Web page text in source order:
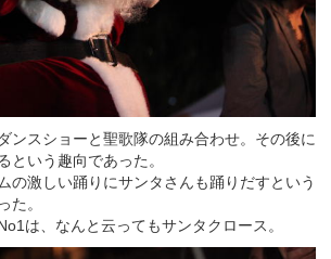
ンスショーと聖歌隊の組み合わせ。その後に
という趣向であった。
の激しい踊りにサンタさんも踊りだすという
た。
は、なんと云ってもサンタクロース。